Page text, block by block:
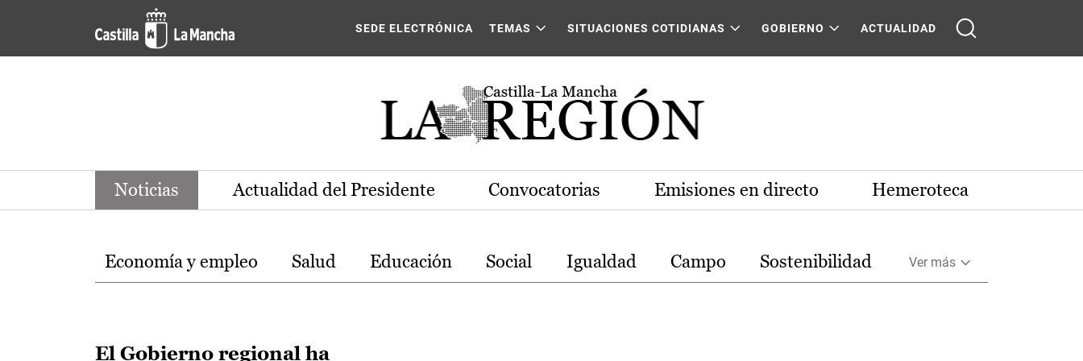
Pasar al contenido principal
Noticias de la región de Castilla-La Mancha
SEDE ELECTRÓNICA TEMAS SITUACIONES COTIDIANAS GOBIERNO ACTUALIDAD
Noticias Actualidad del Presidente Convocatorias Emisiones en directo Hemeroteca
Temas
Economía y empleo Salud Educación Social Igualdad Campo Sostenibilidad Ver más
El Gobierno regional ha